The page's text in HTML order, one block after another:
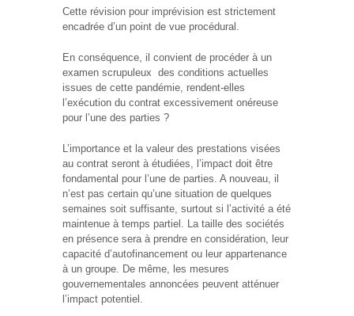
Cette révision pour imprévision est strictement
encadrée d’un point de vue procédural.
En conséquence, il convient de procéder à un
examen scrupuleux des conditions actuelles
issues de cette pandémie, rendent-elles
l’exécution du contrat excessivement onéreuse
pour l’une des parties ?
L’importance et la valeur des prestations visées
au contrat seront à étudiées, l’impact doit être
fondamental pour l’une de parties. A nouveau, il
n’est pas certain qu’une situation de quelques
semaines soit suffisante, surtout si l’activité a été
maintenue à temps partiel. La taille des sociétés
en présence sera à prendre en considération, leur
capacité d’autofinancement ou leur appartenance
à un groupe. De même, les mesures
gouvernementales annoncées peuvent atténuer
l’impact potentiel.